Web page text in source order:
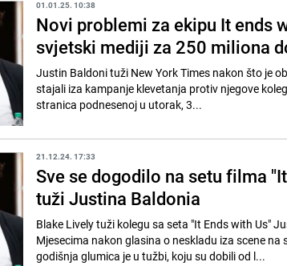
01.01.25. 10:38
Novi problemi za ekipu It ends
svjetski mediji za 250 miliona
Justin Baldoni tuži New York Times nakon što je
stajali iza kampanje klevetanja protiv njegove
stranica podnesenoj u utorak, 3...
21.12.24. 17:33
Sve se dogodilo na setu filma
tuži Justina Baldonia
Blake Lively tuži kolegu sa seta "It Ends with Us"
Mjesecima nakon glasina o neskladu iza scene
godišnja glumica je u tužbi, koju su dobili od l...